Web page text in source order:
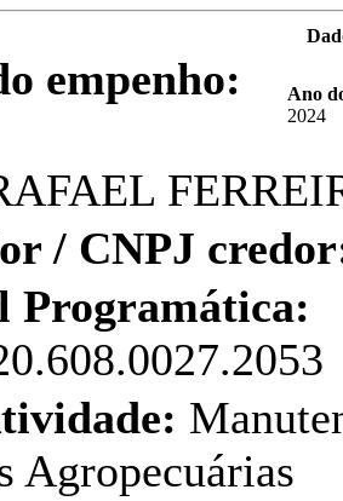
empenho:
Ano
2024
/ CNPJ
Programática:
Agropecuárias